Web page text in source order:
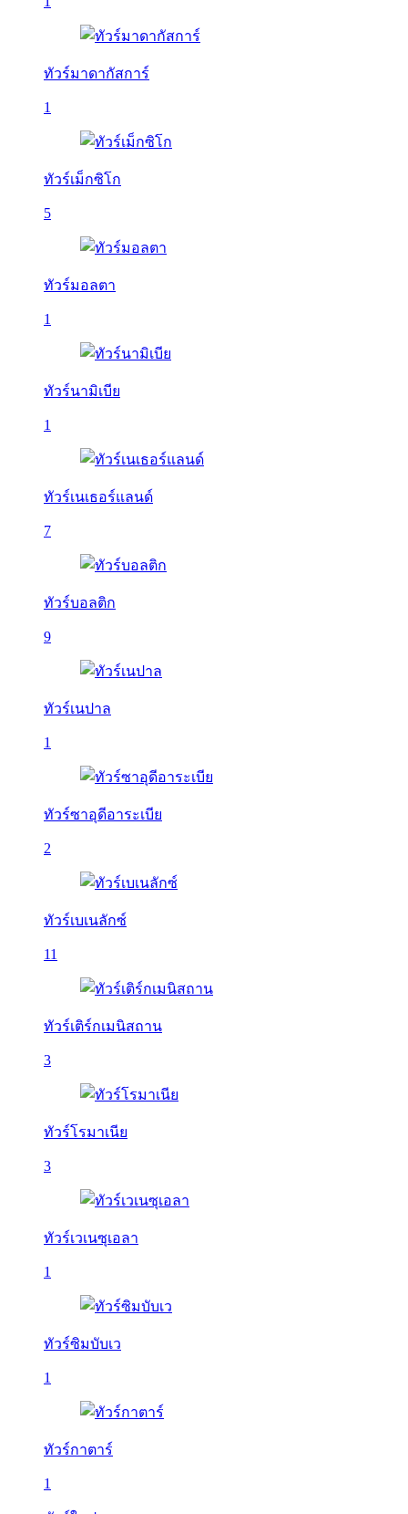
ทัวร์มาดากัสการ์
1
ทัวร์เม็กซิโก
5
ทัวร์มอลตา
1
ทัวร์นามิเบีย
1
ทัวร์เนเธอร์แลนด์
7
ทัวร์บอลติก
9
ทัวร์เนปาล
1
ทัวร์ซาอุดีอาระเบีย
2
ทัวร์เบเนลักซ์
11
ทัวร์เติร์กเมนิสถาน
3
ทัวร์โรมาเนีย
3
ทัวร์เวเนซุเอลา
1
ทัวร์ซิมบับเว
1
ทัวร์กาตาร์
1